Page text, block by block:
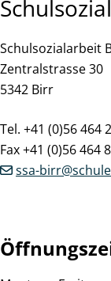
Schulsozialarbeit
Zentralstrasse 30
5342 Birr
Tel. +41 (0)56 464
Fax +41 (0)56 464
ssa-